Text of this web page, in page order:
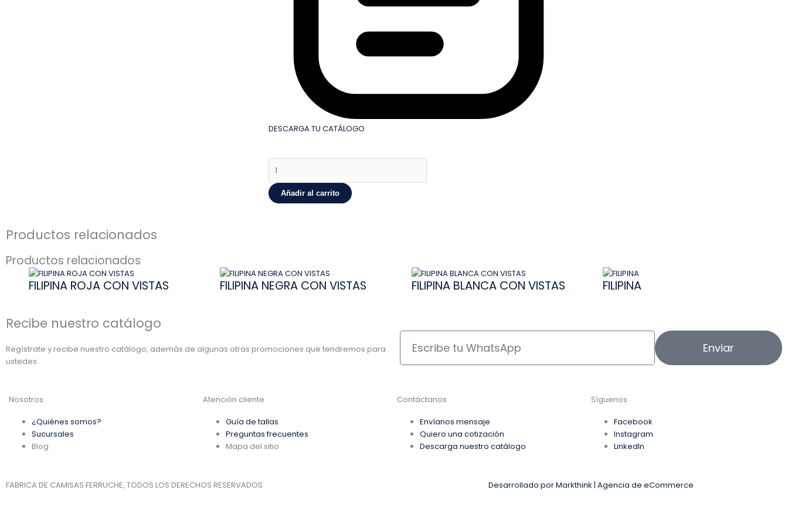
DESCARGA TU CATÁLOGO
BLANCA
CON
VISTAS
Añadir al carrito
Productos relacionados
Productos relacionados
FILIPINA ROJA CON VISTAS
FILIPINA NEGRA CON VISTAS FILIPINA BLANCA CON VISTAS FILIPINA
Recibe nuestro catálogo
Regístrate y recibe nuestro catálogo, además de algunas otras promociones que tendremos para
ustedes.
Escribe
WhatsApp
Enviar
Nosotros
¿Quiénes somos?
Sucursales
Blog
Atención cliente
Guía de tallas
Preguntas frecuentes
Mapa del sitio
Contáctanos
Envíanos mensaje
Quiero una cotización
Descarga nuestro catálogo
Síguenos
Facebook
Instagram
LinkedIn
FABRICA DE CAMISAS FERRUCHE, TODOS LOS DERECHOS RESERVADOS Desarrollado por Markthink | Agencia de eCommerce